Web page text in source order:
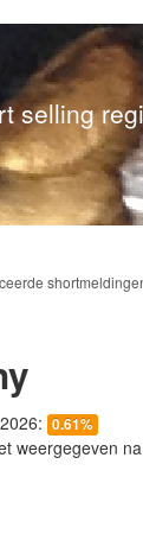
selling
0.61%
weergegeven